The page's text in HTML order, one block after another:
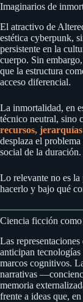
Imaginarios de
El atractivo de
estética cyberpunk,
persistente en la
cuerpo. Sin
que la estructura
acceso diferencial.
La inmortalidad, en
técnico neutral, sino
recursos,
desplaza el
social de la duración.
Lo relevante no es
hacerlo y bajo qué
Ciencia ficción
Las
anticipan
marcos cognitivos.
narrativas
memoria
frente a ideas que,